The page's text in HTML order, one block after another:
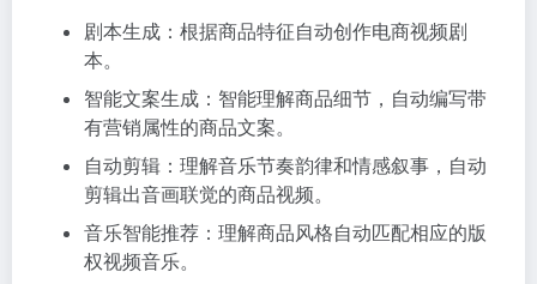
剧本生成：根据商品特征自动创作电商视频剧
本。
智能文案生成：智能理解商品细节，自动编写带
有营销属性的商品文案。
自动剪辑：理解音乐节奏韵律和情感叙事，自动
剪辑出音画联觉的商品视频。
音乐智能推荐：理解商品风格自动匹配相应的版
权视频音乐。